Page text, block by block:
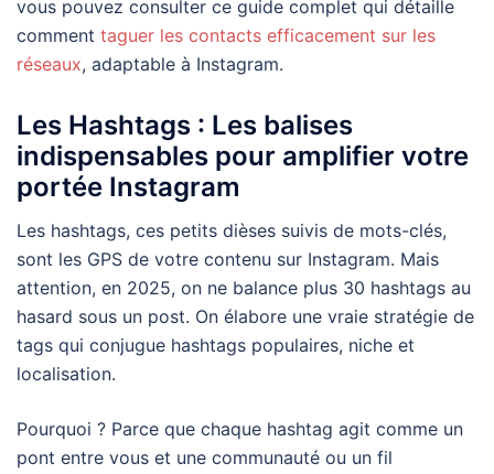
vous pouvez consulter ce guide complet qui détaille
comment taguer les contacts efficacement sur les
réseaux, adaptable à Instagram.
Les Hashtags : Les balises
indispensables pour amplifier votre
portée Instagram
Les hashtags, ces petits dièses suivis de mots-clés,
sont les GPS de votre contenu sur Instagram. Mais
attention, en 2025, on ne balance plus 30 hashtags au
hasard sous un post. On élabore une vraie stratégie de
tags qui conjugue hashtags populaires, niche et
localisation.
Pourquoi ? Parce que chaque hashtag agit comme un
pont entre vous et une communauté ou un fil